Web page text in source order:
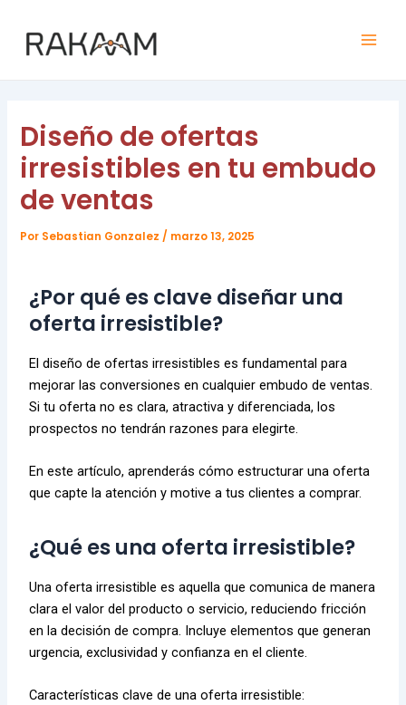
contenido
Diseño de ofertas
irresistibles en tu embudo
de ventas
Por Sebastian Gonzalez / marzo 13, 2025
¿Por qué es clave diseñar una
oferta irresistible?
El diseño de ofertas irresistibles es fundamental para
mejorar las conversiones en cualquier embudo de ventas.
Si tu oferta no es clara, atractiva y diferenciada, los
prospectos no tendrán razones para elegirte.
En este artículo, aprenderás cómo estructurar una oferta
que capte la atención y motive a tus clientes a comprar.
¿Qué es una oferta irresistible?
Una oferta irresistible es aquella que comunica de manera
clara el valor del producto o servicio, reduciendo fricción
en la decisión de compra. Incluye elementos que generan
urgencia, exclusividad y confianza en el cliente.
Características clave de una oferta irresistible:
entradas